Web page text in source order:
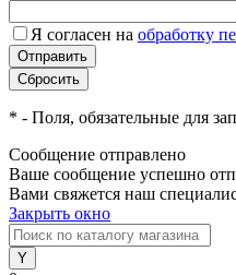
Я согласен на обработку
* - Поля, обязательные для
Сообщение отправлено
Ваше сообщение успешно
Вами свяжется наш
Закрыть окно